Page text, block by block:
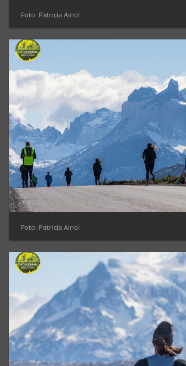
Foto: Patricia Ainol
Foto: Patricia Ainol